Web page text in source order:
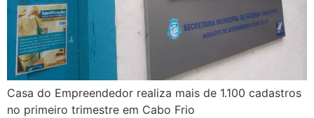
Casa do Empreendedor realiza mais de 1.100 cadastros
no primeiro trimestre em Cabo Frio